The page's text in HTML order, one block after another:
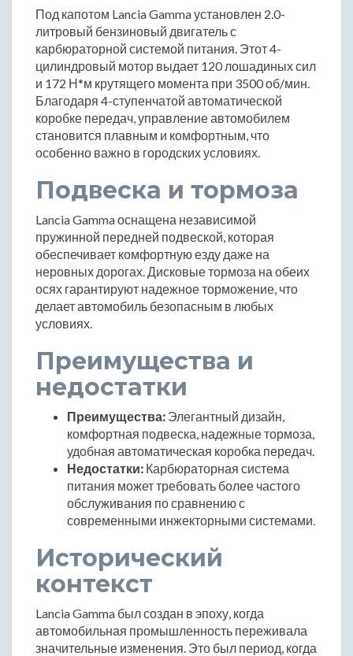
Под капотом Lancia Gamma установлен 2.0-
литровый бензиновый двигатель с
карбюраторной системой питания. Этот 4-
цилиндровый мотор выдает 120 лошадиных сил
и 172 Н*м крутящего момента при 3500 об/мин.
Благодаря 4-ступенчатой автоматической
коробке передач, управление автомобилем
становится плавным и комфортным, что
особенно важно в городских условиях.
Подвеска и тормоза
Lancia Gamma оснащена независимой
пружинной передней подвеской, которая
обеспечивает комфортную езду даже на
неровных дорогах. Дисковые тормоза на обеих
осях гарантируют надежное торможение, что
делает автомобиль безопасным в любых
условиях.
Преимущества и
недостатки
Преимущества: Элегантный дизайн,
комфортная подвеска, надежные тормоза,
удобная автоматическая коробка передач.
Недостатки: Карбюраторная система
питания может требовать более частого
обслуживания по сравнению с
современными инжекторными системами.
Исторический
контекст
Lancia Gamma был создан в эпоху, когда
автомобильная промышленность переживала
значительные изменения. Это был период, когда